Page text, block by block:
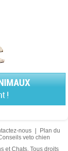
!
nous
Plan du
veto chien
et Chats. Tous droits